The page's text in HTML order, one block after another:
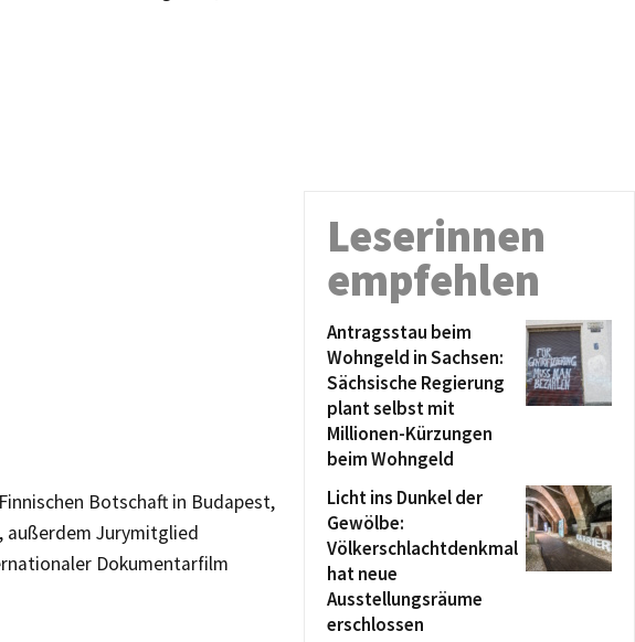
Botschaft in Budapest,
außerdem Jurymitglied
Dokumentarfilm
Leserinnen
empfehlen
Antragsstau beim
Wohngeld in Sachsen:
Sächsische Regierung
plant selbst mit
Millionen-Kürzungen
beim Wohngeld
Licht ins Dunkel der
Gewölbe:
Völkerschlachtdenkmal
hat neue
Ausstellungsräume
erschlossen